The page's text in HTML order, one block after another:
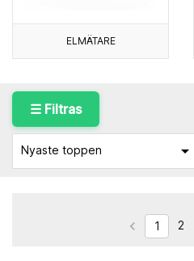
ELMÄTARE
☰ Filtras
Nyaste toppen 
 1 2